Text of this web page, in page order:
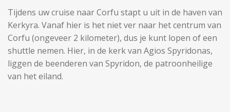
Tijdens uw cruise naar Corfu stapt u uit in de haven van
Kerkyra. Vanaf hier is het niet ver naar het centrum van
Corfu (ongeveer 2 kilometer), dus je kunt lopen of een
shuttle nemen. Hier, in de kerk van Agios Spyridonas,
liggen de beenderen van Spyridon, de patroonheilige
van het eiland.